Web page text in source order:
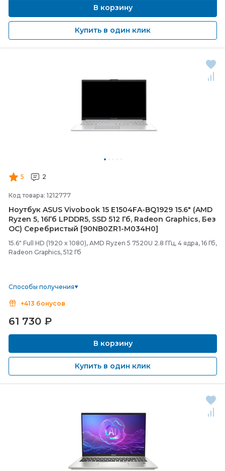
В корзину
Купить в один клик
5 2
Код товара: 1212777
Ноутбук ASUS Vivobook 15 E1504FA-BQ1929 15.6" (AMD
Ryzen 5, 16Гб LPDDR5, SSD 512 Гб, Radeon Graphics, Без
ОС) Серебристый [90NB0ZR1-M034H0]
15.6" Full HD (1920 x 1080), AMD Ryzen 5 7520U 2.8 ГГц, 4 ядра, 16 Гб,
Radeon Graphics, 512 Гб
Способы получения
+413 бонусов
61 730 ₽
В корзину
Купить в один клик